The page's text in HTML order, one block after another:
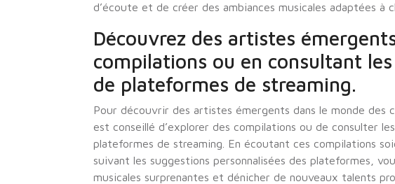
d’écoute et de créer des ambiances musicales adaptées à
Découvrez des artistes
compilations ou en consultant
de plateformes de streaming.
Pour découvrir des artistes émergents dans le monde des
est conseillé d’explorer des compilations ou de consulter
plateformes de streaming. En écoutant ces compilations
suivant les suggestions personnalisées des plateformes,
musicales surprenantes et dénicher de nouveaux talents